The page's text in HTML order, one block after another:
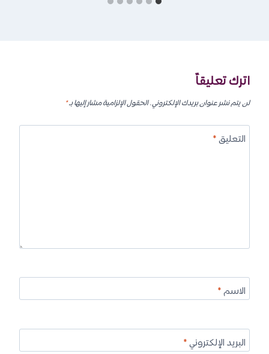
اترك تعليقاً
لن يتم نشر عنوان بريدك الإلكتروني.الحقول الإلزامية مشار إليها بـ*
التعليق*
الاسم*
البريد الإلكتروني*